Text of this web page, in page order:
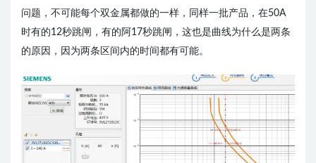
问题，不可能每个双金属都做的一样，同样一批产品，在50A
时有的12秒跳闸，有的阿17秒跳闸，这也是曲线为什么是两条
的原因，因为两条区间内的时间都有可能。